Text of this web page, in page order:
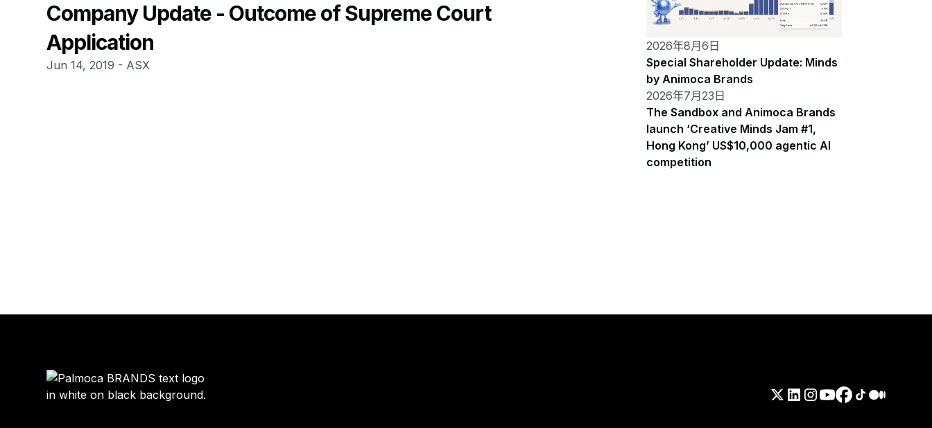
Company Update - Outcome of Supreme Court
Application
Jun 14, 2019 - ASX
2026年8月6日
Special Shareholder Update: Minds
by Animoca Brands
2026年7月23日
The Sandbox and Animoca Brands
launch ‘Creative Minds Jam #1,
Hong Kong’ US$10,000 agentic AI
competition